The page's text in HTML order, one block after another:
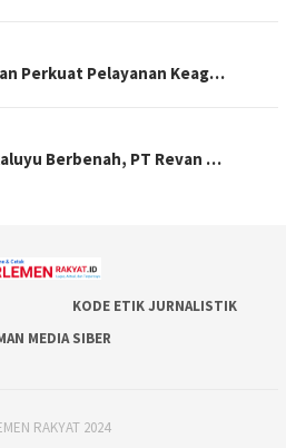
Perkuat Pelayanan Keag…
Berbenah, PT Revan …
KODE ETIK JURNALISTIK
MEDIA SIBER
RAKYAT 2024